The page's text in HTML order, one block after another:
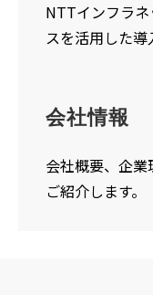
NTTインフラ
スを活用した導
会社情報
会社概要、企
ご紹介します。